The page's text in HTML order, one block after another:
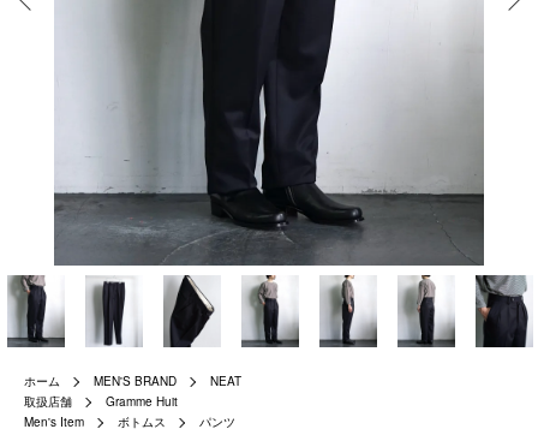
ホーム MEN'S BRAND
NEAT
取扱店舗
Gramme Huit
Men's Item
ボトムス パンツ